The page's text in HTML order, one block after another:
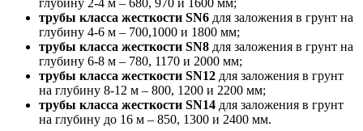
трубы класса жесткости SN6 для заложения в грунт на
глубину 4-6 м – 700,1000 и 1800 мм;
трубы класса жесткости SN8 для заложения в грунт на
глубину 6-8 м – 780, 1170 и 2000 мм;
трубы класса жесткости SN12 для заложения в грунт
на глубину 8-12 м – 800, 1200 и 2200 мм;
трубы класса жесткости SN14 для заложения в грунт
на глубину до 16 м – 850, 1300 и 2400 мм.